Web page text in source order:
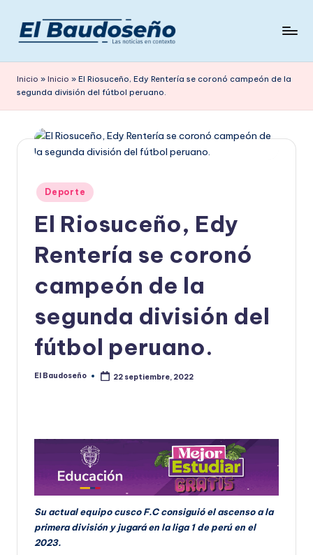
Saltar
contenido
e
ri
d
en
Inicio » Inicio » El Riosuceño, Edy Rentería se coronó campeón de la
segunda división del fútbol peruano.
Publicado
en
Deporte
El Riosuceño, Edy
Rentería se coronó
campeón de la
segunda división del
fútbol peruano.
Publicado
El Baudoseño 22 septiembre, 2022
Su actual equipo cusco F.C consiguió el ascenso a la
primera división y jugará en la liga 1 de perú en el
2023.